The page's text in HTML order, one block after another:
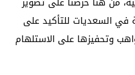
في السعديات للتأكيد على
وتحفيزها على الاستلهام